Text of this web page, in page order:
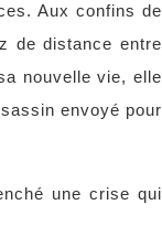
Aux confins de
de distance entre
nouvelle vie, elle
envoyé pour
une crise qui